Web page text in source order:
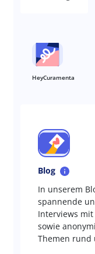
HeyCuramenta
Blog
In unserem
spannende
Interviews
sowie
Themen rund